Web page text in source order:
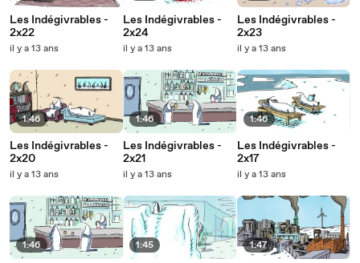
Les Indégivrables -
2x22
il y a 13 ans
1:46
Les Indégivrables -
2x20
il y a 13 ans
1:46
Les Indégivrables -
2x24
il y a 13 ans
1:46
Les Indégivrables -
2x21
il y a 13 ans
1:45
Les Indégivrables -
2x23
il y a 13 ans
1:46
Les Indégivrables -
2x17
il y a 13 ans
1:47